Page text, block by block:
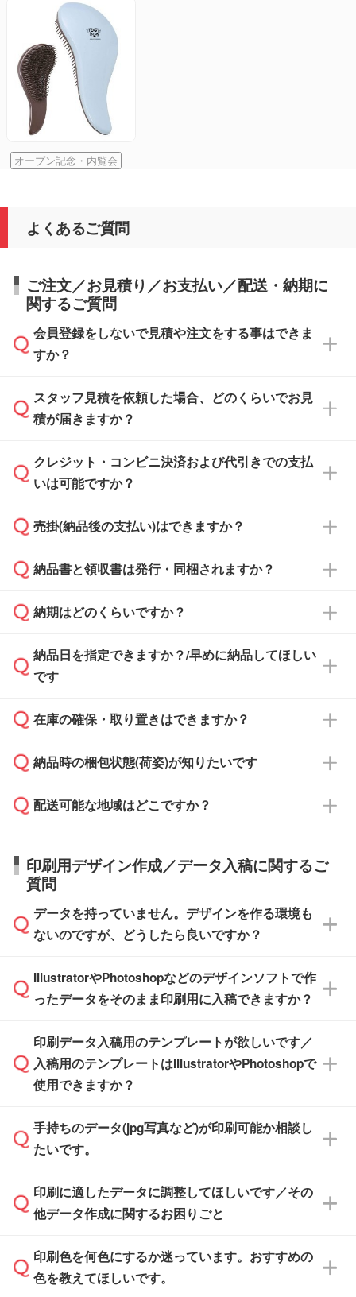
オープン記念・内覧会
よくあるご質問
ご注文／お見積り／お支払い／配送・納期に
関するご質問
会員登録をしないで見積や注文をする事はできま
すか？
可能です。見積・注文フォームにて『ゲストの
まま進む』ボタンからお進みのうえ、ご依頼く
スタッフ見積を依頼した場合、どのくらいでお見
積が届きますか？
通常、翌営業日までにお送りしております。混
雑状況によっては、お時間をいただくこともご
依頼いただいた場合は、翌営業日以降のご連絡
クレジット・コンビニ決済および代引きでの支払
いは可能ですか？
銀行振込のみのご対応となります。
売掛(納品後の支払い)はできますか？
基本的には先入金をお願いしておりますが、自
どの場合は、月末締め翌月末払いに対応可能で
また、卒業・卒園記念品で対策委員会や個人様
校や幼稚園・保育園であれば、同様の条件でご
ご希望の際は担当スタッフまでお気軽にご相談
ください。
納品書と領収書は発行・同梱されますか？
納品書・領収書は ご依頼をいただいた場合の
ず、通常はPDFデータをメール添付でお送りし
ます。
たは注文フォームの『ご注文に関する備考欄』
納期はどのくらいですか？
・印刷する場合(500個程度)
ご入金、イメージ画像の校了から約2週間～2
ご入金確認後、1～2営業日で出荷いたしま
タッフまでお問い合わせください。
ル」に注文予定日をご入力いただくと、おおよ
その締切日や出荷目安をご確認いただけます。
品が決まりましたらお早めのご発注をお願いい
たします。
※土日祝日を除く営業日換算です。
※沖縄・離島は追加日数がかかります。
納品日を指定できますか？/早めに納品してほしい
です
ご希望の納期がある場合は、お問い合わせ・お
い。
応が可能かご案内いたします。
す。>>対象商品はこちら
※最短出荷日は商品によって異なります。各商
品ページにてご確認ください
在庫の確保・取り置きはできますか？
ご入金確認後に在庫を確保し、注文確定のご連
はできかねますので予めご了承ください。
納品時の梱包状態(荷姿)が知りたいです
商品によって異なります。各ページにある商品
す。(白箱、化粧箱、ブリスターパックなど)
【袋入り】 商品がひとつずつ袋に入っていま
す。(透明袋、デザイン袋など)
【個包装なし】 個包装がされていない状態で
※化粧箱から白箱への入れ替えや、オリジナル
箱の作成は原則承っておりません。
配送可能な地域はどこですか？
日本全国へお届けが可能です。なお、海外への
直接納品は行っておりませんので予めご了承く
ださい。
印刷用デザイン作成／データ入稿に関するご
質問
データを持っていません。デザインを作る環境も
ないのですが、どうしたら良いですか？
無料の「デザインシミュレーター」を使えば、
PCやスマホから簡単にデザインを作成できま
ザインソフトがなくても安心です。
また、「データ作成サービス
せいただければ、弊社にて無料でデザインデー
タを1点作成いたします。
IllustratorやPhotoshopなどのデザインソフトで作
ったデータをそのまま印刷用に入稿できますか？
IllustratorやPhotoshop、CLIP STUDIOなどのデ
ザインソフトでこだわりのデザインを作成した
い方は、完全データ入稿
積・ご注文フォームにアップロードしてご入稿
ください。
ご入稿後は経験豊富なスタッフがデータに不備
がないかチェックし、お客様と確認してから印
刷に進みますので、ご安心ください。
印刷データ入稿用のテンプレートが欲しいです／
入稿用のテンプレートはIllustratorやPhotoshopで
使用できますか？
一部商品は入稿用テンプレートのご用意があり
ます。各商品ページの『印刷方法・テンプレー
入稿用のテンプレートはPDF形式ですが、
IllustratorやPhotoshopで開いてご利用いただけ
方」をご確認ください。
手持ちのデータ(jpg写真など)が印刷可能か相談し
たいです。
印刷に適したデータ・解像度かどうか、担当ス
タッフが事前に確認いたします。
ムへ添付いただくか、担当スタッフ宛にメール
でお送りください。
印刷に適したデータに調整してほしいです／その
他データ作成に関するお困りごと
データ作成でお困りの際には、担当スタッフが
サポートいたしますのでお気軽にご相談くださ
印刷色を何色にするか迷っています。おすすめの
色を教えてほしいです。